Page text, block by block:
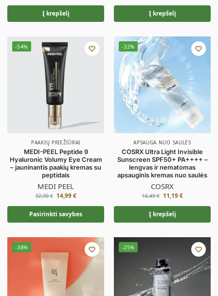
Į krepšelį Į krepšelį
-54%
PAAKIŲ PRIEŽIŪRAI
MEDI-PEEL Peptide 9
Hyaluronic Volumy Eye Cream
– jauninantis paakių kremas su
peptidais
MEDI PEEL
32,90€ 14,99€
Pasirinkti savybes
-32%
APSAUGA NUO SAULĖS
COSRX Ultra Light Invisible
Sunscreen SPF50+ PA++++ –
lengvas ir nematomas
apsauginis kremas nuo saulės
COSRX
16,49€ 11,19€
Į krepšelį
-38% -25%